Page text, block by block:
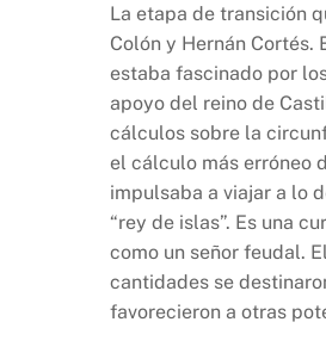
La etapa de transición
Colón y Hernán
estaba fascinado por
apoyo del reino de
cálculos sobre la
el cálculo más erróneo
impulsaba a viajar a lo
“rey de islas”. Es una
como un señor feudal.
cantidades se
favorecieron a otras